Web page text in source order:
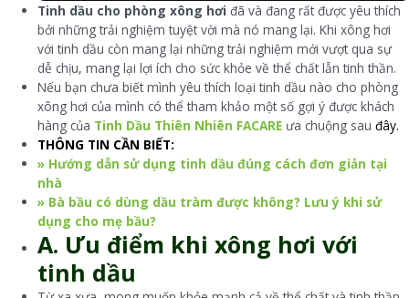
Tinh dầu cho phòng xông hơi đã và đang rất được yêu thích
bởi những trải nghiệm tuyệt vời mà nó mang lại. Khi xông hơi
với tinh dầu còn mang lại những trải nghiệm mới vượt qua sự
dễ chịu, mang lại lợi ích cho sức khỏe về thể chất lẫn tinh thần.
Nếu bạn chưa biết mình yêu thích loại tinh dầu nào cho phòng
xông hơi của mình có thể tham khảo một số gợi ý được khách
hàng của Tinh Dầu Thiên Nhiên FACARE ưa chuộng sauđây.
THÔNG TIN CẦN BIẾT:
» Hướng dẫn sử dụng tinh dầu đúng cách đơn giản tại
nhà
» Bà bầu có dùng dầu tràm được không? Lưu ý khi sử
dụng cho mẹ bầu?
A. Ưu điểm khi xông hơi với
tinh dầu